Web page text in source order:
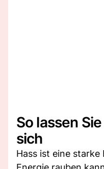
So lassen
sich
Hass ist eine starke